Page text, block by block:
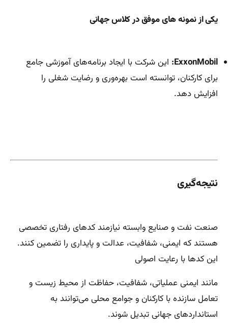
یکی از نمونه های موفق در کلاس جهانی
ExxonMobil: این شرکت با ایجاد برنامه‌های آموزشی جامع
برای کارکنان، توانسته است بهره‌وری و رضایت شغلی را
افزایش دهد.
نتیجه‌گیری
صنعت نفت و صنایع وابسته نیازمند کدهای رفتاری تخصصی
هستند که ایمنی، شفافیت، عدالت و پایداری را تضمین کنند.
این کدها با رعایت اصولی
مانند ایمنی عملیاتی، شفافیت، حفاظت از محیط زیست و
تعامل سازنده با کارکنان و جوامع محلی می‌توانند به
استانداردهای جهانی تبدیل شوند.